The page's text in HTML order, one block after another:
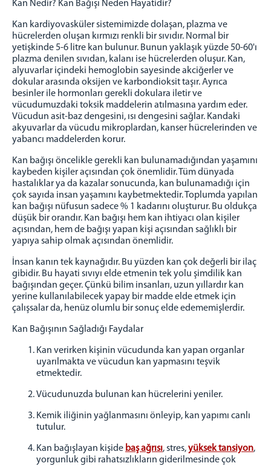
İşyurdu Servisi
Teknik Servis
Yardımcı Hizmetler Servisi
Birimler
Mektup Okuma
Emanet Eşya Birimi
Ziyaret Kabul Bürosu
GÖRÜŞ GÜNLERİ
Açık Ceza İnfaz Kurumu İçin Görüş Gün ve Saatleri
Görüntülü ve Sesli Görüşme
İLETİŞİM BİLGİLERİ
KAPALI CEZAEVİ
AÇIK CEZAEVİ
ULAŞIM
Kan Nedir? Kan Bağışı Neden Hayatidir?
Kan kardiyovasküler sistemimizde dolaşan, plazma ve
hücrelerden oluşan kırmızı renkli bir sıvıdır. Normal bir
yetişkinde 5-6 litre kan bulunur. Bunun yaklaşık yüzde 50-60'ı
plazma denilen sıvıdan, kalanı ise hücrelerden oluşur. Kan,
alyuvarlar içindeki hemoglobin sayesinde akciğerler ve
dokular arasında oksijen ve karbondioksit taşır. Ayrıca
besinler ile hormonları gerekli dokulara iletir ve
vücudumuzdaki toksik maddelerin atılmasına yardım eder.
Vücudun asit-baz dengesini, ısı dengesini sağlar. Kandaki
akyuvarlar da vücudu mikroplardan, kanser hücrelerinden ve
yabancı maddelerden korur.
Kan bağışı öncelikle gerekli kan bulunamadığından yaşamını
kaybeden kişiler açısından çok önemlidir. Tüm dünyada
hastalıklar ya da kazalar sonucunda, kan bulunamadığı için
çok sayıda insan yaşamını kaybetmektedir. Toplumda yapılan
kan bağışı nüfusun sadece % 1 kadarını oluşturur. Bu oldukça
düşük bir orandır. Kan bağışı hem kan ihtiyacı olan kişiler
açısından, hem de bağışı yapan kişi açısından sağlıklı bir
yapıya sahip olmak açısından önemlidir.
İnsan kanın tek kaynağıdır. Bu yüzden kan çok değerli bir ilaç
gibidir. Bu hayati sıvıyı elde etmenin tek yolu şimdilik kan
bağışından geçer. Çünkü bilim insanları, uzun yıllardır kan
yerine kullanılabilecek yapay bir madde elde etmek için
çalışsalar da, henüz olumlu bir sonuç elde edememişlerdir.
Kan Bağışının Sağladığı Faydalar
Kan verirken kişinin vücudunda kan yapan organlar
uyarılmakta ve vücudun kan yapmasını teşvik
etmektedir.
Vücudunuzda bulunan kan hücrelerini yeniler.
Kemik iliğinin yağlanmasını önleyip, kan yapımı canlı
tutulur.
Kan bağışlayan kişide baş ağrısı, stres,yüksek tansiyon,
yorgunluk gibi rahatsızlıkların giderilmesinde çok